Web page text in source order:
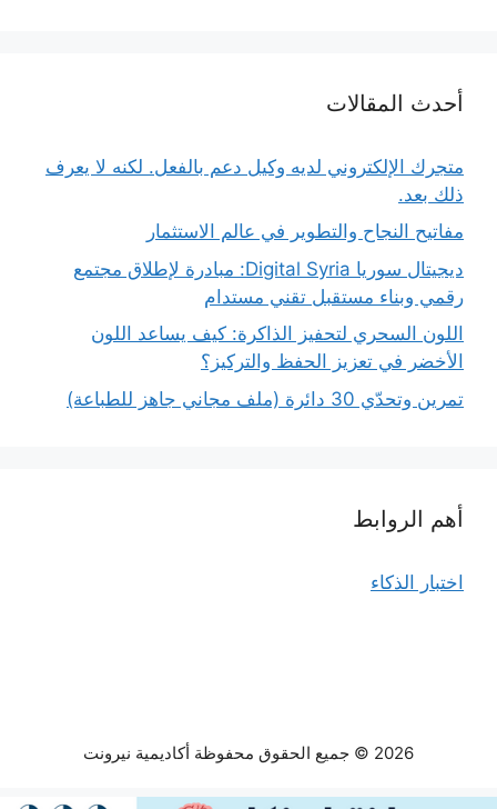
أحدث المقالات
متجرك الإلكتروني لديه وكيل دعم بالفعل. لكنه لا يعرف
ذلك بعد.
مفاتيح النجاح والتطوير في عالم الاستثمار
ديجيتال سوريا Digital Syria: مبادرة لإطلاق مجتمع
رقمي وبناء مستقبل تقني مستدام
اللون السحري لتحفيز الذاكرة: كيف يساعد اللون
الأخضر في تعزيز الحفظ والتركيز؟
تمرين وتحدّي 30 دائرة (ملف مجاني جاهز للطباعة)
أهم الروابط
اختبار الذكاء
2026 © جميع الحقوق محفوظة أكاديمية نيرونت